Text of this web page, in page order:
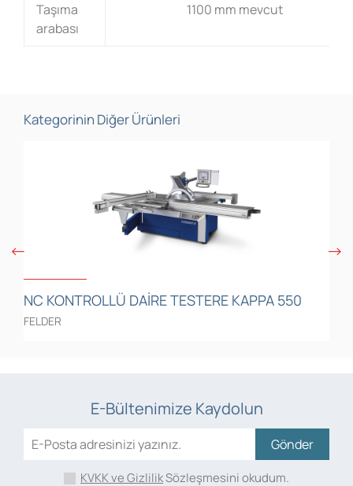
Taşıma
arabası
1100 mm mevcut
Kategorinin Diğer Ürünleri
NC KONTROLLÜ DAIRE TESTERE KAPPA 550
FELDER
E-Bültenimize Kaydolun
Gönder
KVKK ve GizlilikSözleşmesini okudum.